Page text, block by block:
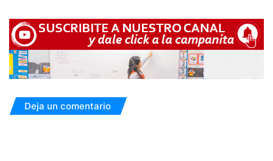
Deja un comentario